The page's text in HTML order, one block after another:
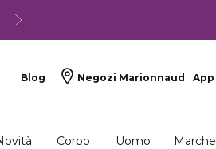
Blog Negozi Marionnaud App
Corpo Uomo Marche